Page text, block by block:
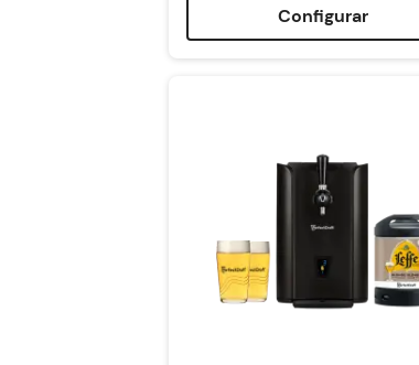
Configurar